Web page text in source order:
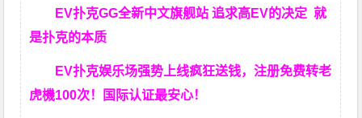
EV扑克GG全新中文旗舰站 追求高EV的决定就
是扑克的本质
EV扑克娱乐场强势上线疯狂送钱，注册免费转老
虎機100次！国际认证最安心！